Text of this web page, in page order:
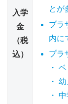
入学
金
（税
込）
とが
プラ
内に
プラ
・
・
・